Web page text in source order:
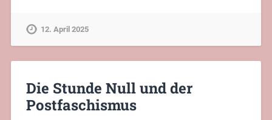
12. April 2025
Die Stunde Null und der
Postfaschismus